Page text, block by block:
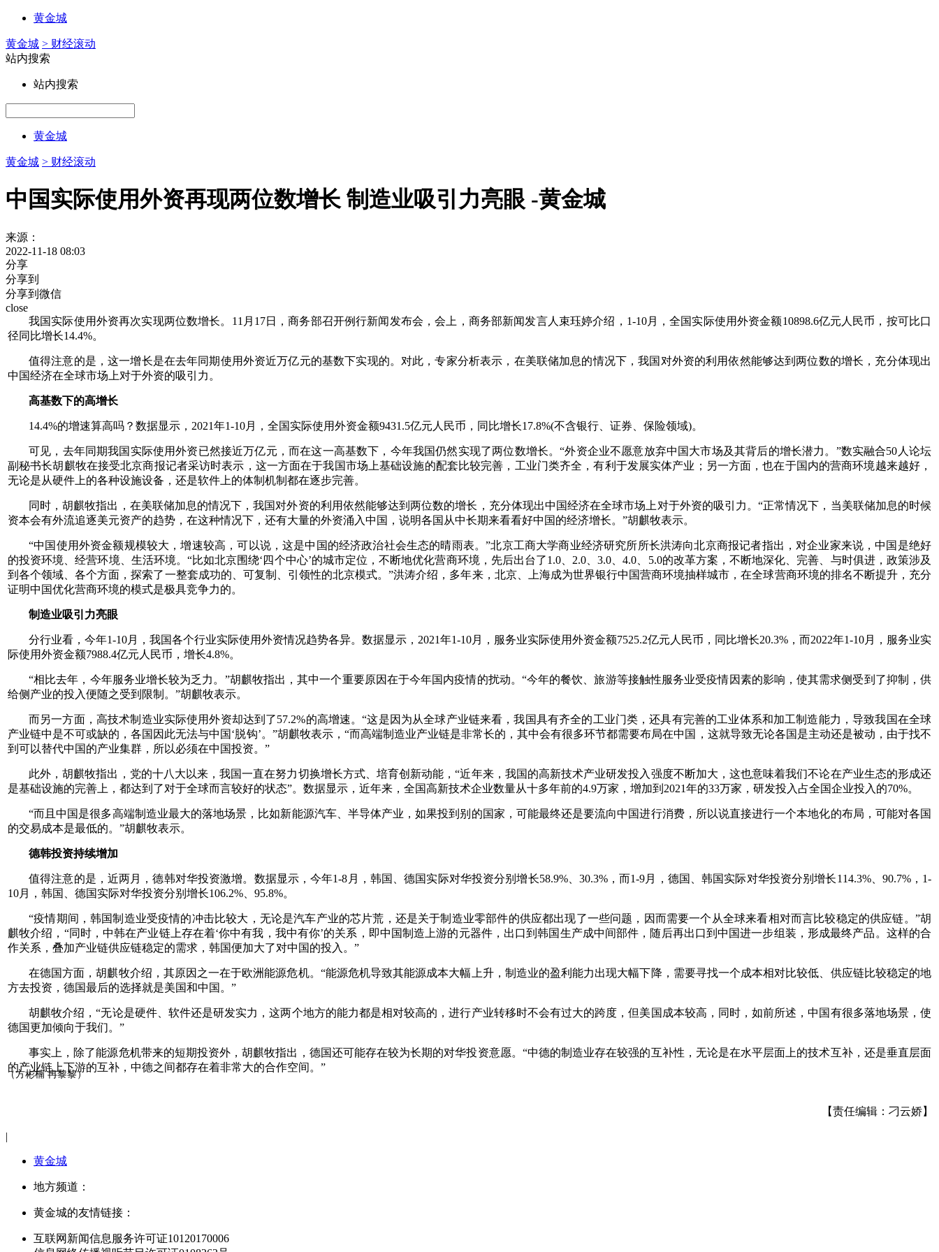
黄金城
黄金城 > 财经滚动
站内搜索
站内搜索
黄金城
黄金城 > 财经滚动
中国实际使用外资再现两位数增长 制造业吸引力亮眼 -黄金城
来源：
2022-11-18 08:03
分享
分享到
分享到微信
close
我国实际使用外资再次实现两位数增长。11月17日，商务部召开例行新闻发布会，会上，商务部新闻发言人束珏婷介绍，1-10月，全国实际使用外资金额10898.6亿元人民币，按可比口
径同比增长14.4%。
值得注意的是，这一增长是在去年同期使用外资近万亿元的基数下实现的。对此，专家分析表示，在美联储加息的情况下，我国对外资的利用依然能够达到两位数的增长，充分体现出
中国经济在全球市场上对于外资的吸引力。
高基数下的高增长
14.4%的增速算高吗？数据显示，2021年1-10月，全国实际使用外资金额9431.5亿元人民币，同比增长17.8%(不含银行、证券、保险领域)。
可见，去年同期我国实际使用外资已然接近万亿元，而在这一高基数下，今年我国仍然实现了两位数增长。“外资企业不愿意放弃中国大市场及其背后的增长潜力。”数实融合50人论坛
副秘书长胡麒牧在接受北京商报记者采访时表示，这一方面在于我国市场上基础设施的配套比较完善，工业门类齐全，有利于发展实体产业；另一方面，也在于国内的营商环境越来越好，
无论是从硬件上的各种设施设备，还是软件上的体制机制都在逐步完善。
同时，胡麒牧指出，在美联储加息的情况下，我国对外资的利用依然能够达到两位数的增长，充分体现出中国经济在全球市场上对于外资的吸引力。“正常情况下，当美联储加息的时候
资本会有外流追逐美元资产的趋势，在这种情况下，还有大量的外资涌入中国，说明各国从中长期来看看好中国的经济增长。”胡麒牧表示。
“中国使用外资金额规模较大，增速较高，可以说，这是中国的经济政治社会生态的晴雨表。”北京工商大学商业经济研究所所长洪涛向北京商报记者指出，对企业家来说，中国是绝好
的投资环境、经营环境、生活环境。“比如北京围绕‘四个中心’的城市定位，不断地优化营商环境，先后出台了1.0、2.0、3.0、4.0、5.0的改革方案，不断地深化、完善、与时俱进，政策涉及
到各个领域、各个方面，探索了一整套成功的、可复制、引领性的北京模式。”洪涛介绍，多年来，北京、上海成为世界银行中国营商环境抽样城市，在全球营商环境的排名不断提升，充分
证明中国优化营商环境的模式是极具竞争力的。
制造业吸引力亮眼
分行业看，今年1-10月，我国各个行业实际使用外资情况趋势各异。数据显示，2021年1-10月，服务业实际使用外资金额7525.2亿元人民币，同比增长20.3%，而2022年1-10月，服务业实
际使用外资金额7988.4亿元人民币，增长4.8%。
“相比去年，今年服务业增长较为乏力。”胡麒牧指出，其中一个重要原因在于今年国内疫情的扰动。“今年的餐饮、旅游等接触性服务业受疫情因素的影响，使其需求侧受到了抑制，供
给侧产业的投入便随之受到限制。”胡麒牧表示。
而另一方面，高技术制造业实际使用外资却达到了57.2%的高增速。“这是因为从全球产业链来看，我国具有齐全的工业门类，还具有完善的工业体系和加工制造能力，导致我国在全球
产业链中是不可或缺的，各国因此无法与中国‘脱钩’。”胡麒牧表示，“而高端制造业产业链是非常长的，其中会有很多环节都需要布局在中国，这就导致无论各国是主动还是被动，由于找不
到可以替代中国的产业集群，所以必须在中国投资。”
此外，胡麒牧指出，党的十八大以来，我国一直在努力切换增长方式、培育创新动能，“近年来，我国的高新技术产业研发投入强度不断加大，这也意味着我们不论在产业生态的形成还
是基础设施的完善上，都达到了对于全球而言较好的状态”。数据显示，近年来，全国高新技术企业数量从十多年前的4.9万家，增加到2021年的33万家，研发投入占全国企业投入的70%。
“而且中国是很多高端制造业最大的落地场景，比如新能源汽车、半导体产业，如果投到别的国家，可能最终还是要流向中国进行消费，所以说直接进行一个本地化的布局，可能对各国
的交易成本是最低的。”胡麒牧表示。
德韩投资持续增加
值得注意的是，近两月，德韩对华投资激增。数据显示，今年1-8月，韩国、德国实际对华投资分别增长58.9%、30.3%，而1-9月，德国、韩国实际对华投资分别增长114.3%、90.7%，1-
10月，韩国、德国实际对华投资分别增长106.2%、95.8%。
“疫情期间，韩国制造业受疫情的冲击比较大，无论是汽车产业的芯片荒，还是关于制造业零部件的供应都出现了一些问题，因而需要一个从全球来看相对而言比较稳定的供应链。”胡
麒牧介绍，“同时，中韩在产业链上存在着‘你中有我，我中有你’的关系，即中国制造上游的元器件，出口到韩国生产成中间部件，随后再出口到中国进一步组装，形成最终产品。这样的合
作关系，叠加产业链供应链稳定的需求，韩国便加大了对中国的投入。”
在德国方面，胡麒牧介绍，其原因之一在于欧洲能源危机。“能源危机导致其能源成本大幅上升，制造业的盈利能力出现大幅下降，需要寻找一个成本相对比较低、供应链比较稳定的地
方去投资，德国最后的选择就是美国和中国。”
胡麒牧介绍，“无论是硬件、软件还是研发实力，这两个地方的能力都是相对较高的，进行产业转移时不会有过大的跨度，但美国成本较高，同时，如前所述，中国有很多落地场景，使
德国更加倾向于我们。”
事实上，除了能源危机带来的短期投资外，胡麒牧指出，德国还可能存在较为长期的对华投资意愿。“中德的制造业存在较强的互补性，无论是在水平层面上的技术互补，还是垂直层面
的产业链上下游的互补，中德之间都存在着非常大的合作空间。”
（方彬楠 冉黎黎）
【责任编辑：刁云娇】
|
黄金城
地方频道：
黄金城的友情链接：
互联网新闻信息服务许可证10120170006